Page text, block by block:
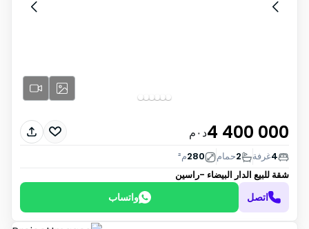
4 400 000د٠م
4غرفة 2حمام 280م²
شقة للبيع الدار البيضاء -راسين
اتصل واتساب